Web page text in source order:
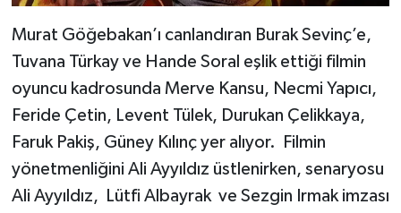
Murat Göğebakan’ı canlandıran Burak Sevinç’e,
Tuvana Türkay ve Hande Soral eşlik ettiği filmin
oyuncu kadrosunda Merve Kansu, Necmi Yapıcı,
Feride Çetin, Levent Tülek, Durukan Çelikkaya,
Faruk Pakiş, Güney Kılınç yer alıyor. Filmin
yönetmenliğini Ali Ayyıldız üstlenirken, senaryosu
Ali Ayyıldız, Lütfi Albayrak ve Sezgin Irmak imzası